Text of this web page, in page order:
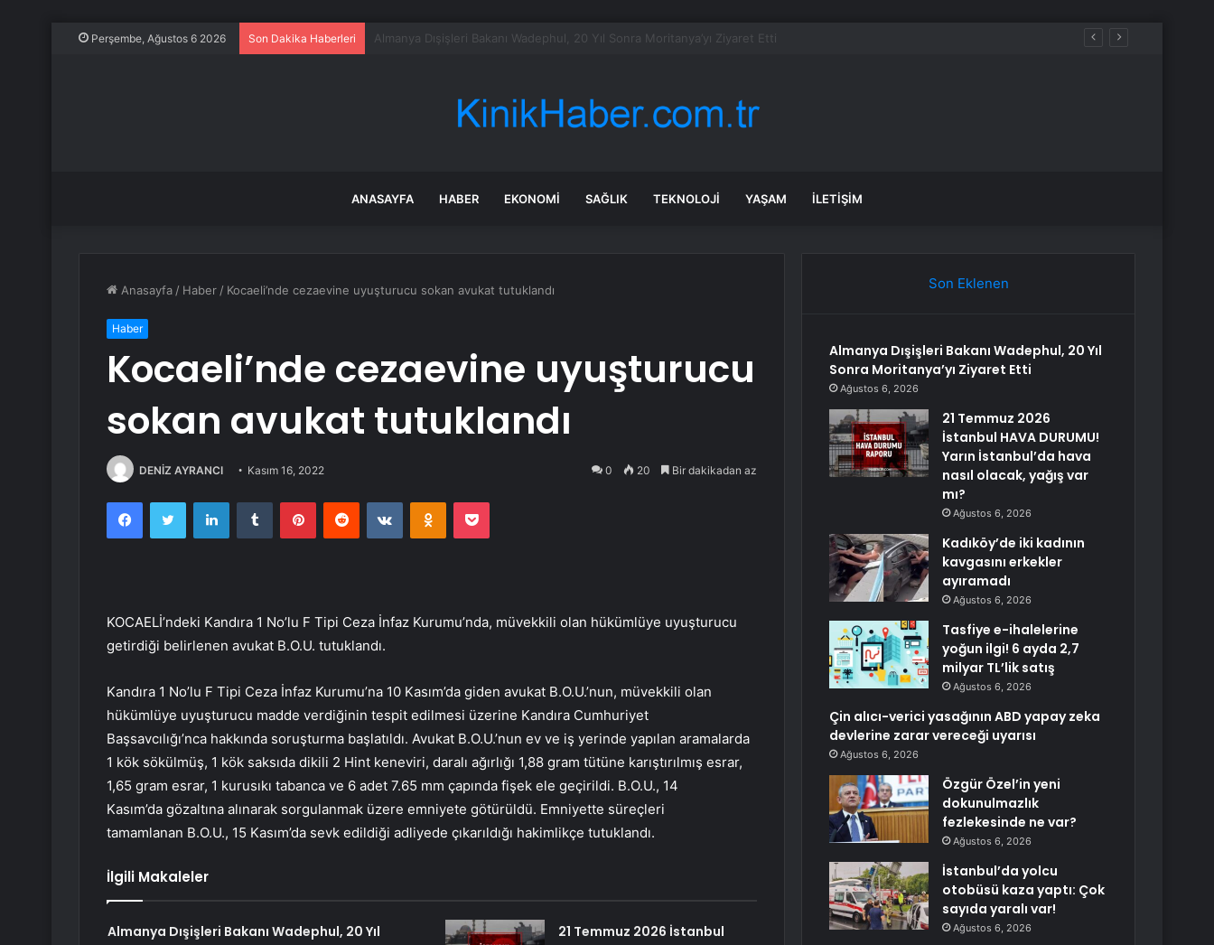
Perşembe, Ağustos 6 2026 Son Dakika Haberleri 21 Temmuz 2026 İstanbul HAVA DURUMU! Yarın İstanbul’da hava nasıl olacak, yağış var mı?
ANASAYFA HABER EKONOMI SAĞLIK TEKNOLOJI YAŞAM İLETIŞIM
Anasayfa / Haber / Kocaeli’nde cezaevine uyuşturucu sokan avukat tutuklandı
Haber
Kocaeli’nde cezaevine uyuşturucu
sokan avukat tutuklandı
DENİZ AYRANCI Kasım 16, 2022 0 20 Bir dakikadan az
FacebookTwitter LinkedInTumblr PinterestReddit VKontakteOdnoklassniki
Pocket
KOCAELİ’ndeki Kandıra 1 No’lu F Tipi Ceza İnfaz Kurumu’nda, müvekkili olan hükümlüye uyuşturucu
getirdiği belirlenen avukat B.O.U. tutuklandı.
Kandıra 1 No’lu F Tipi Ceza İnfaz Kurumu’na 10 Kasım’da giden avukat B.O.U.’nun, müvekkili olan
hükümlüye uyuşturucu madde verdiğinin tespit edilmesi üzerine Kandıra Cumhuriyet
Başsavcılığı’nca hakkında soruşturma başlatıldı. Avukat B.O.U.’nun ev ve iş yerinde yapılan aramalarda
1 kök sökülmüş, 1 kök saksıda dikili 2 Hint keneviri, daralı ağırlığı 1,88 gram tütüne karıştırılmış esrar,
1,65 gram esrar, 1 kurusıkı tabanca ve 6 adet 7.65 mm çapında fişek ele geçirildi. B.O.U., 14
Kasım’da gözaltına alınarak sorgulanmak üzere emniyete götürüldü. Emniyette süreçleri
tamamlanan B.O.U., 15 Kasım’da sevk edildiği adliyede çıkarıldığı hakimlikçe tutuklandı.
İlgili Makaleler
Almanya Dışişleri Bakanı Wadephul, 20 Yıl
21 Temmuz 2026 İstanbul
Son Eklenen
Almanya Dışişleri Bakanı Wadephul, 20 Yıl
Sonra Moritanya’yı Ziyaret Etti
Ağustos 6, 2026
21 Temmuz 2026
İstanbul HAVA DURUMU!
Yarın İstanbul’da hava
nasıl olacak, yağış var
mı?
Ağustos 6, 2026
Kadıköy’de iki kadının
kavgasını erkekler
ayıramadı
Ağustos 6, 2026
Tasfiye e-ihalelerine
yoğun ilgi! 6 ayda 2,7
milyar TL’lik satış
Ağustos 6, 2026
Çin alıcı-verici yasağının ABD yapay zeka
devlerine zarar vereceği uyarısı
Ağustos 6, 2026
Özgür Özel’in yeni
dokunulmazlık
fezlekesinde ne var?
Ağustos 6, 2026
İstanbul’da yolcu
otobüsü kaza yaptı: Çok
sayıda yaralı var!
Ağustos 6, 2026